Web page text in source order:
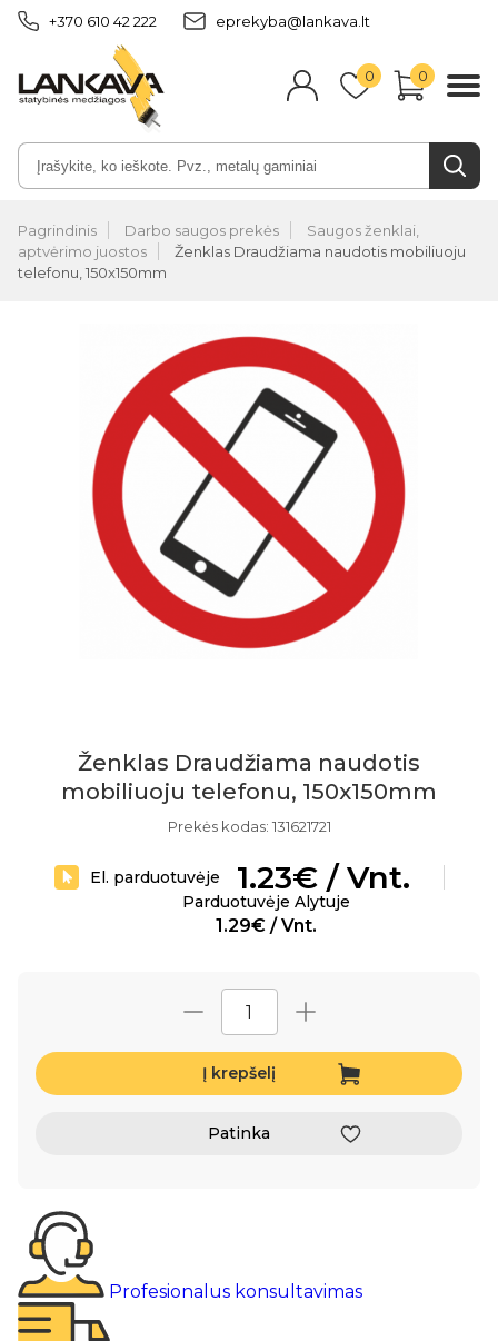
+370 610 42 222 eprekyba@lankava.lt
0 0
Pagrindinis Darbo saugos prekės
Saugos ženklai,
aptvėrimo juostos
Ženklas Draudžiama naudotis mobiliuoju
telefonu, 150x150mm
Ženklas Draudžiama naudotis
mobiliuoju telefonu, 150x150mm
Prekės kodas: 131621721
El. parduotuvėje 1.23€ / Vnt.
Parduotuvėje Alytuje
1.29€ / Vnt.
Į krepšelį
Patinka
Profesionalus konsultavimas